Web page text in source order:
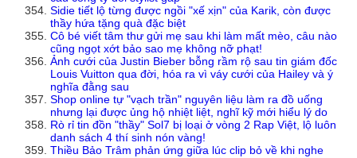
Sidie tiết lộ từng được ngồi "xế xịn" của Karik, còn được
thầy hứa tặng quà đặc biệt
Cô bé viết tâm thư gửi mẹ sau khi làm mất mèo, câu nào
cũng ngọt xớt bảo sao mẹ không nỡ phạt!
Ảnh cưới của Justin Bieber bỗng rầm rộ sau tin giám đốc
Louis Vuitton qua đời, hóa ra vì váy cưới của Hailey và ý
nghĩa đằng sau
Shop online tự "vạch trần" nguyên liệu làm ra đồ uống
nhưng lại được ủng hộ nhiệt liệt, nghĩ kỹ mới hiểu lý do
Rò rỉ tin đồn "thầy" Sol7 bị loại ở vòng 2 Rap Việt, lộ luôn
danh sách 4 thí sinh nón vàng!
Thiều Bảo Trâm phản ứng giữa lúc clip bỏ về khi nghe